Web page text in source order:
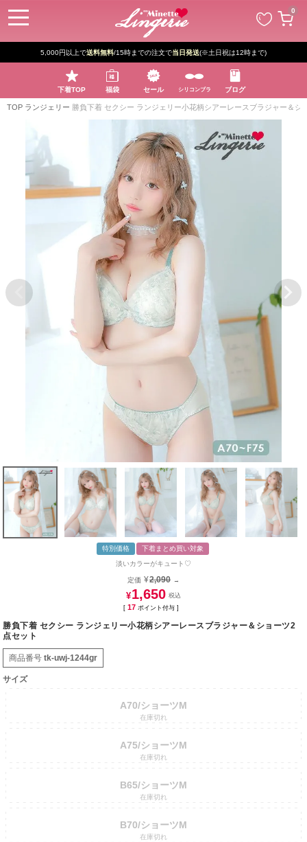
0
5,000円以上で送料無料/15時までの注文で当日発送(※土日祝は12時まで)
下着TOP 福袋 セール シリコンブラ ブログ
TOP ランジェリー 勝負下着 セクシー ランジェリー小花柄シアーレースブラジャー＆シ
特別価格
下着まとめ買い対象
淡いカラーがキュート♡
定価 ¥2,090 →
¥1,650
[ 17 ポイント付与 ]
勝負下着 セクシー ランジェリー小花柄シアーレースブラジャー＆ショーツ2
点セット
商品番号 tk-uwj-1244gr
サイズ
A70/ショーツM
在庫切れ
A75/ショーツM
在庫切れ
B65/ショーツM
在庫切れ
B70/ショーツM
在庫切れ
ペー
ジト